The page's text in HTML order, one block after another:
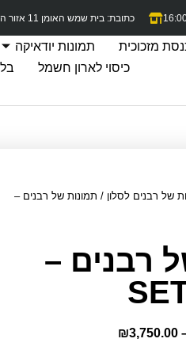
כתובת: בית שמש האומן 11 אזור התעשייה
מזכוכית תמונות יודאיקה
כיסוי לארון חשמל
של רבנים לסלון / תמונות של רבנים –
רבנים –
₪3,750.00